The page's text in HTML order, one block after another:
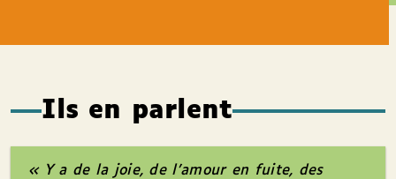
Ils en parlent
« Y a de la joie, de l’amour en fuite, des